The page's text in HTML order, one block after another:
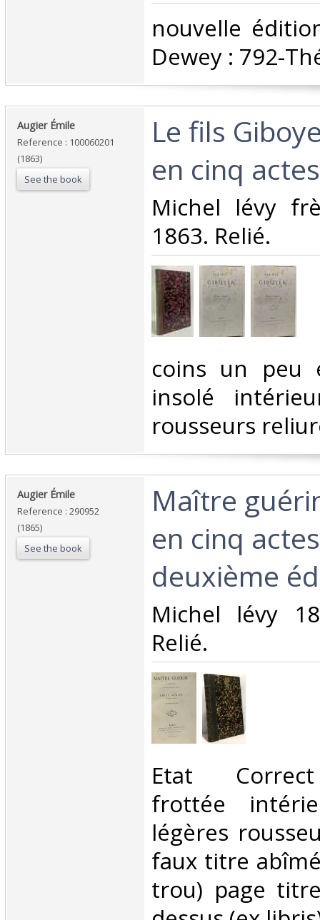
‎nouvelle
Dewey : 792-
‎Augier Émile‎
Reference : 100060201
(1863)
See the book
‎Le fils
en cinq
‎Michel lévy
1863. Relié.‎
‎coins un peu
insolé
rousseurs
‎Augier Émile‎
Reference : 290952
(1865)
See the book
‎Maître
en cinq
deuxième
‎Michel lévy
Relié.‎
‎Etat
frottée
légères
faux titre
trou) page